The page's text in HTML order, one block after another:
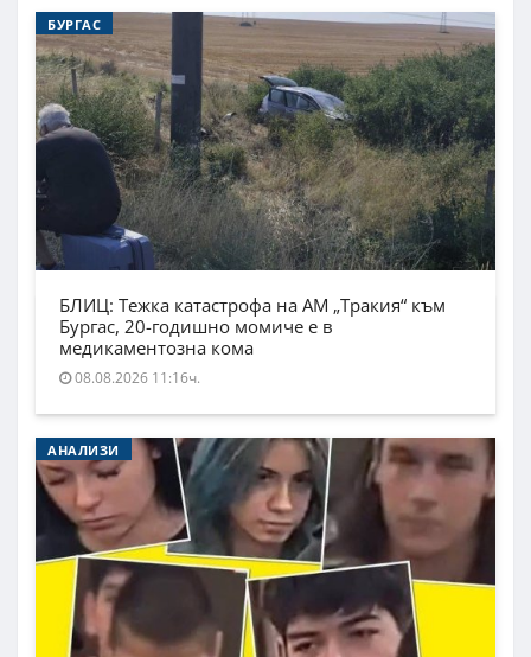
БУРГАС
БЛИЦ: Тежка катастрофа на АМ „Тракия“ към
Бургас, 20-годишно момиче е в
медикаментозна кома
08.08.2026 11:16ч.
АНАЛИЗИ